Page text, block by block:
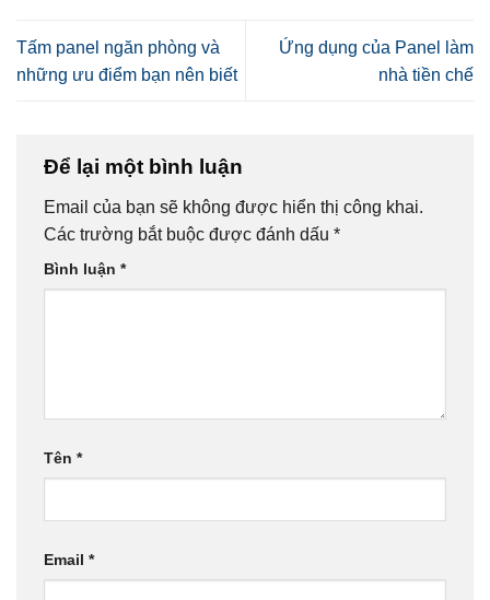
Tấm panel ngăn phòng và
những ưu điểm bạn nên biết
Ứng dụng của Panel làm
nhà tiền chế
Để lại một bình luận
Email của bạn sẽ không được hiển thị công khai.
Các trường bắt buộc được đánh dấu *
Bình luận *
Tên *
Email *